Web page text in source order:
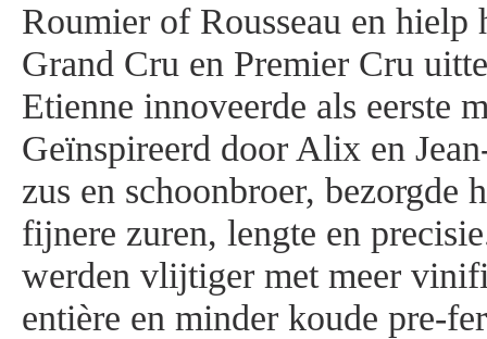
Roumier of Rousseau en hielp
Grand Cru en Premier Cru
Etienne innoveerde als eerste
Geïnspireerd door Alix en
zus en schoonbroer,
fijnere zuren, lengte en
werden vlijtiger met meer
entière en minder koude pre-